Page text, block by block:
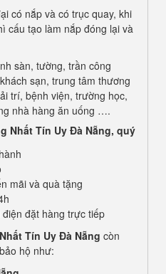
có nắp và có trục quay, khi
cấu tạo làm nắp đóng lại và
sàn, tường, trần công
sạn, trung tâm thương
trí, bệnh viện, trường học,
nhà hàng ăn uống ….
Nhất Tín Uy Đà Nẵng, quý
mãi và quà tặng
đặt hàng trực tiếp
Tín Uy Đà Nẵng còn
hộ như: